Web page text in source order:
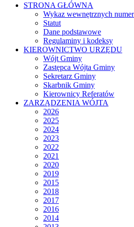
STRONA GŁÓWNA
Wykaz wewnętrznych
Statut
Dane podstawowe
Regulaminy i kodeksy
KIEROWNICTWO URZĘDU
Wójt Gminy
Zastępca Wójta Gminy
Sekretarz Gminy
Skarbnik Gminy
Kierownicy Referatów
ZARZĄDZENIA WÓJTA
2026
2025
2024
2023
2022
2021
2020
2019
2015
2018
2017
2016
2014